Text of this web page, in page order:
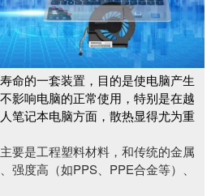
命的一套装置，目的是使电脑产生
影响电脑的正常使用，特别是在越
笔记本电脑方面，散热显得尤为重
要是工程塑料材料，和传统的金属
强度高（如PPS、PPE合金等）、